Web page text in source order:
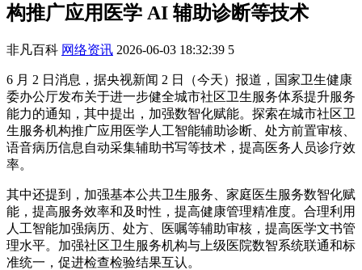
构推广应用医学 AI 辅助诊断等技术
非凡百科 网络资讯 2026-06-03 18:32:39 5
6 月 2 日消息，据央视新闻 2 日（今天）报道，国家卫生健康
委办公厅发布关于进一步健全城市社区卫生服务体系提升服务
能力的通知，其中提出，加强数智化赋能。探索在城市社区卫
生服务机构推广应用医学人工智能辅助诊断、处方前置审核、
语音病历信息自动采集辅助书写等技术，提高医务人员诊疗效
率。
其中还提到，加强基本公共卫生服务、家庭医生服务数智化赋
能，提高服务效率和及时性，提高健康管理精准度。合理利用
人工智能加强病历、处方、医嘱等辅助审核，提高医学文书管
理水平。加强社区卫生服务机构与上级医院数智系统联通和标
准统一，促进检查检验结果互认。